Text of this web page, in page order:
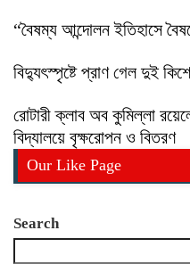
“বৈষম্য আন্দোলন ইতিহাসে
বিদ্যুৎস্পৃষ্টে প্রাণ গেল দুই
রোটারী ক্লাব অব কুমিল্লা
বিদ্যালয়ে বৃক্ষরোপন ও বিতরণ
Our Like Page
Search